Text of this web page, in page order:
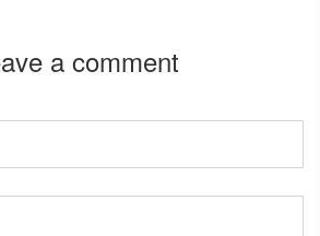
a comment